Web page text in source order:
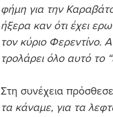
φήμη για την
ήξερα καν ότι έχει
τον κύριο Φερεντίνο.
τρολάρει όλο αυτό το
Στη συνέχεια
τα κάναμε, για τα